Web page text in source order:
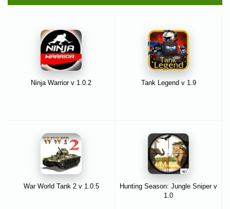
Ninja Warrior v 1.0.2 Tank Legend v 1.9
War World Tank 2 v 1.0.5
Hunting Season: Jungle Sniper v
1.0